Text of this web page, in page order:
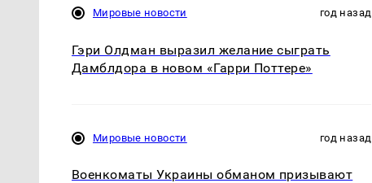
Мировые новости год назад
Гэри Олдман выразил желание сыграть
Дамблдора в новом «Гарри Поттере»
Мировые новости год назад
Военкоматы Украины обманом призывают